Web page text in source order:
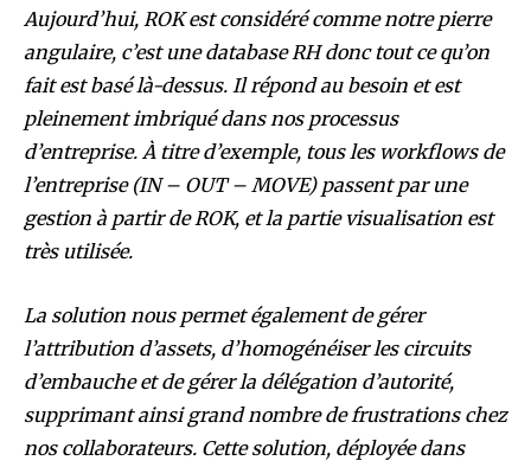
Aujourd’hui, ROK est considéré comme notre pierre
angulaire, c’est une database RH donc tout ce qu’on
fait est basé là-dessus. Il répond au besoin et est
pleinement imbriqué dans nos processus
d’entreprise. À titre d’exemple, tous les workflows de
l’entreprise (IN – OUT – MOVE) passent par une
gestion à partir de ROK, et la partie visualisation est
très utilisée.
La solution nous permet également de gérer
l’attribution d’assets, d’homogénéiser les circuits
d’embauche et de gérer la délégation d’autorité,
supprimant ainsi grand nombre de frustrations chez
nos collaborateurs. Cette solution, déployée dans